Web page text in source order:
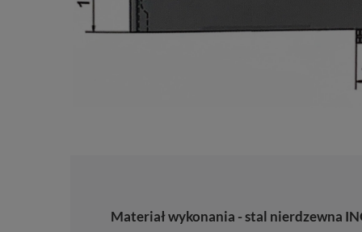
Materiał wykonania - stal nierdzewna